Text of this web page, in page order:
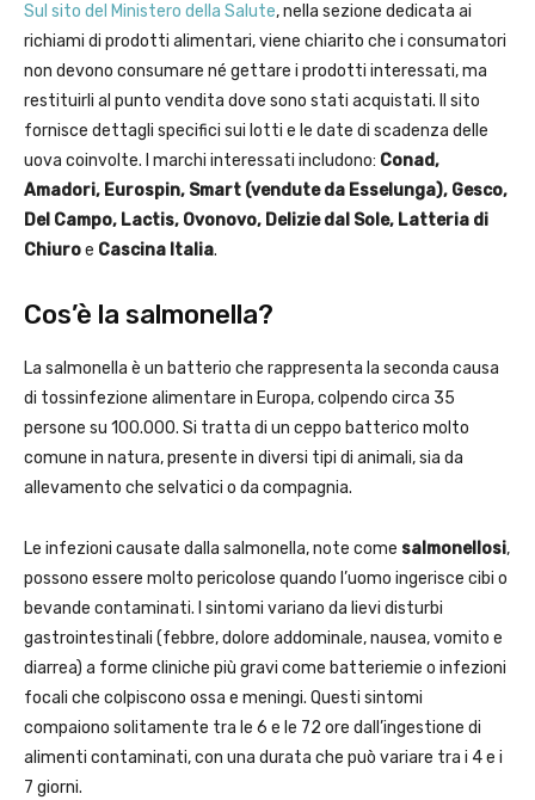
Sul sito del Ministero della Salute, nella sezione dedicata ai
richiami di prodotti alimentari, viene chiarito che i consumatori
non devono consumare né gettare i prodotti interessati, ma
restituirli al punto vendita dove sono stati acquistati. Il sito
fornisce dettagli specifici sui lotti e le date di scadenza delle
uova coinvolte. I marchi interessati includono: Conad,
Amadori, Eurospin, Smart (vendute da Esselunga), Gesco,
Del Campo, Lactis, Ovonovo, Delizie dal Sole, Latteria di
Chiuroe Cascina Italia.
Cos’è la salmonella?
La salmonella è un batterio che rappresenta la seconda causa
di tossinfezione alimentare in Europa, colpendo circa 35
persone su 100.000. Si tratta di un ceppo batterico molto
comune in natura, presente in diversi tipi di animali, sia da
allevamento che selvatici o da compagnia.
Le infezioni causate dalla salmonella, note come salmonellosi,
possono essere molto pericolose quando l’uomo ingerisce cibi o
bevande contaminati. I sintomi variano da lievi disturbi
gastrointestinali (febbre, dolore addominale, nausea, vomito e
diarrea) a forme cliniche più gravi come batteriemie o infezioni
focali che colpiscono ossa e meningi. Questi sintomi
compaiono solitamente tra le 6 e le 72 ore dall’ingestione di
alimenti contaminati, con una durata che può variare tra i 4 e i
7 giorni.